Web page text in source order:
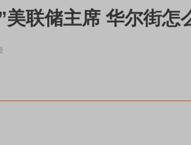
联储主席 华尔街怎
块领涨